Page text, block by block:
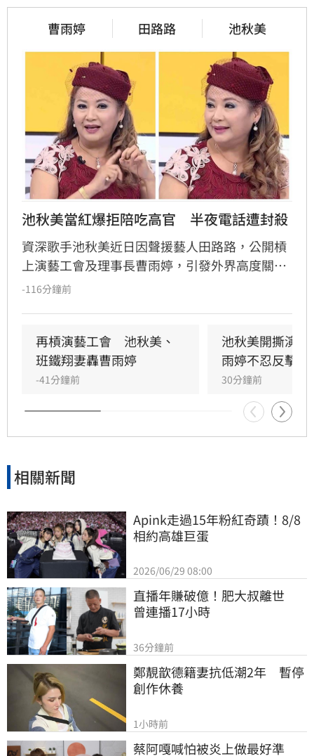
曹雨婷 田路路 池秋美
池秋美當紅爆拒陪吃高官　半夜電話遭封殺
資深歌手池秋美近日因聲援藝人田路路，公開槓
上演藝工會及理事長曹雨婷，引發外界高度關
注。池秋美過去曾以《小風帆》一曲紅遍大街小
發她通告就會斷手斷腳，導致演藝事業一落千
丈，從一週七天通告的當紅歌手淪為過往雲煙。
-116分鐘前
再槓演藝工會　池秋美、
班鐵翔妻轟曹雨婷
-41分鐘前
池秋美開撕演
雨婷不忍反擊了
30分鐘前
相關新聞
Apink走過15年粉紅奇蹟！8/8
相約高雄巨蛋
2026/06/29 08:00
直播年賺破億！肥大叔離世
曾連播17小時
36分鐘前
鄭靚歆德籍妻抗低潮2年　暫停
創作休養
1小時前
蔡阿嘎喊怕被炎上做最好準